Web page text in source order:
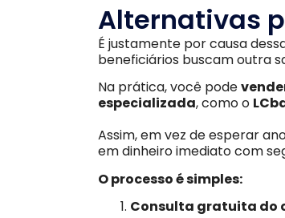
Alternativas
É justamente por causa
beneficiários buscam outra
Na prática, você pode
especializada, como o
Assim, em vez de esperar
em dinheiro imediato com
O processo é simples:
Consulta gratuita do